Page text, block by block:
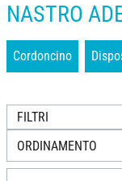
NASTRO
Cordoncino
FILTRI
ORDINAMENTO